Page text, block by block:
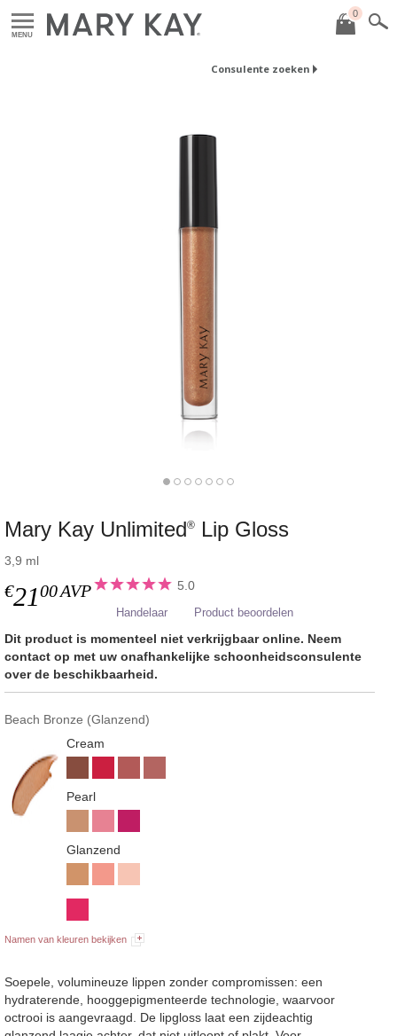
MENU
0
Consulente zoeken
Mary Kay Unlimited® Lip Gloss
3,9 ml
€2100AVP 5.0
Handelaar Product beoordelen
Dit product is momenteel niet verkrijgbaar online. Neem
contact op met uw onafhankelijke schoonheidsconsulente
over de beschikbaarheid.
Beach Bronze (Glanzend)
Cream
Pearl
Glanzend
Namen van kleuren bekijken
Soepele, volumineuze lippen zonder compromissen: een
hydraterende, hooggepigmenteerde technologie, waarvoor
octrooi is aangevraagd. De lipgloss laat een zijdeachtig